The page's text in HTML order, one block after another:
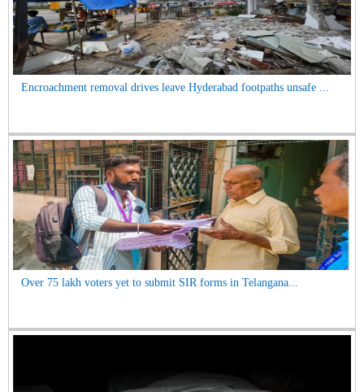
Encroachment removal drives leave Hyderabad footpaths unsafe ...
Over 75 lakh voters yet to submit SIR forms in Telangana...